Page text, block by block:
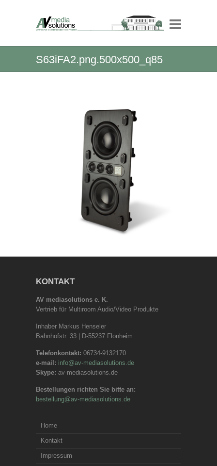
S63iFA2.png.500x500_q85
KONTAKT
AV mediasolutions e. K.
Vertrieb für Multiroom Audio/Video Produkte
Inhaber Markus Henseler
Bahnhofstr. 33 | D-55237 Flonheim
Telefonkontakt: 06734-9132170
e-mail: info@av-mediasolutions.de
Skype: av-mediasolutions.de
Bestellungen richten Sie bitte an:
bestellung@av-mediasolutions.de
Home
Kontakt
Impressum